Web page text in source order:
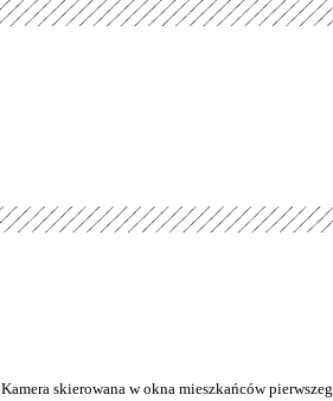
Kamera skierowana w okna mieszkańców